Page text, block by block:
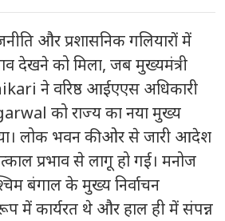
और प्रशासनिक गलियारों में
देखने को मिला, जब मुख्यमंत्री
ने वरिष्ठ आईएएस अधिकारी
को राज्य का नया मुख्य
लोक भवन की ओर से जारी आदेश
प्रभाव से लागू हो गई। मनोज
बंगाल के मुख्य निर्वाचन
में कार्यरत थे और हाल ही में संपन्न